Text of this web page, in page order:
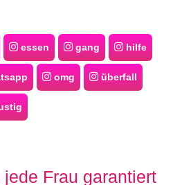
essen gang hilfe
omg überfall
Frau garantiert